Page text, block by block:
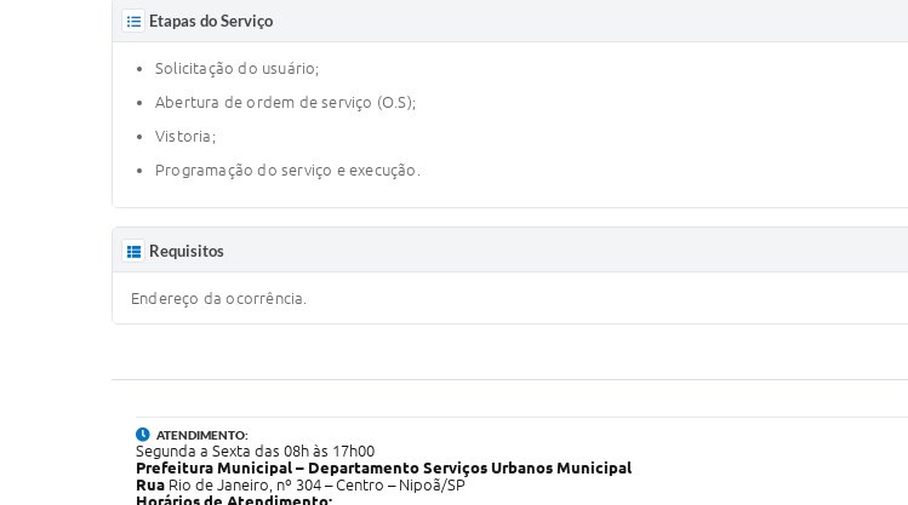
Etapas do Serviço
Solicitação do usuário;
Abertura de ordem de serviço (O.S);
Vistoria;
Programação do serviço e execução.
Requisitos
Endereço da ocorrência.
ATENDIMENTO:
Segunda a Sexta das 08h às 17h00
Prefeitura Municipal – Departamento Serviços Urbanos Municipal
Rua Rio de Janeiro, nº 304 – Centro – Nipoã/SP
Horários de Atendimento: